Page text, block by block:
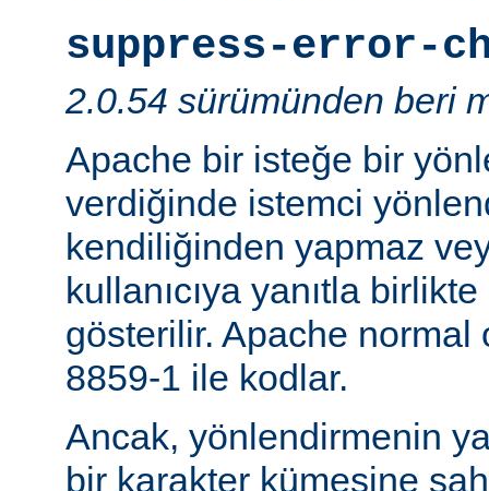
suppress-error-
2.0.54 sürümünden beri
Apache bir isteğe bir
verdiğinde istemci
kendiliğinden yapmaz
kullanıcıya yanıtla
gösterilir. Apache normal
8859-1 ile kodlar.
Ancak, yönlendirmenin
bir karakter kümesine